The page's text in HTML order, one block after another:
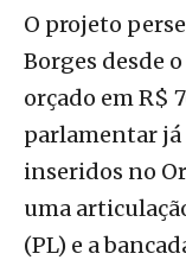
O projeto
Borges desde
orçado em R$
parlamentar
inseridos no
uma
(PL) e a